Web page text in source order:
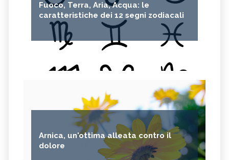
Fuoco, Terra, Aria, Acqua: le
caratteristiche dei 12 segni zodiacali
Arnica, un'ottima alleata contro il
dolore